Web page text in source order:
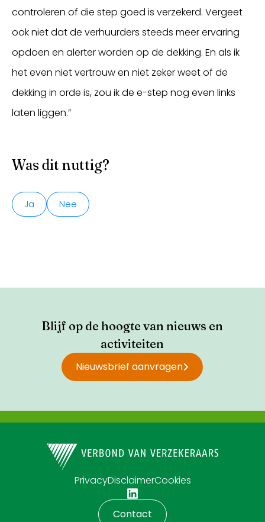
controleren of die step goed is verzekerd. Vergeet
ook niet dat de verhuurders steeds meer ervaring
opdoen en alerter worden op de dekking. En als ik
het even niet vertrouw en niet zeker weet of de
dekking in orde is, zou ik de e-step nog even links
laten liggen.”
Was dit nuttig?
Ja Nee
Blijf op de hoogte van nieuws en
activiteiten
Nieuwsbrief aanvragen
PrivacyDisclaimerCookies
Contact